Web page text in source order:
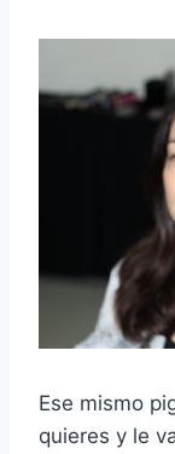
Ese mismo
quieres y le